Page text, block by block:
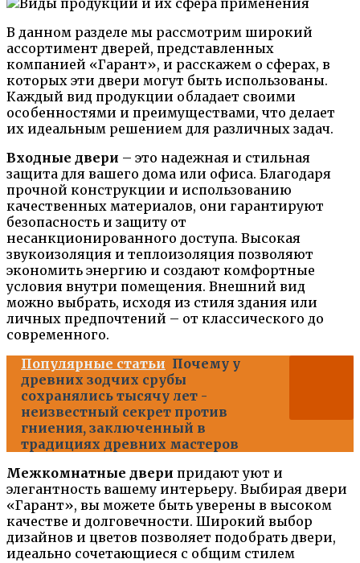
В данном разделе мы рассмотрим широкий
ассортимент дверей, представленных
компанией «Гарант», и расскажем о сферах, в
которых эти двери могут быть использованы.
Каждый вид продукции обладает своими
особенностями и преимуществами, что делает
их идеальным решением для различных задач.
Входные двери – это надежная и стильная
защита для вашего дома или офиса. Благодаря
прочной конструкции и использованию
качественных материалов, они гарантируют
безопасность и защиту от
несанкционированного доступа. Высокая
звукоизоляция и теплоизоляция позволяют
экономить энергию и создают комфортные
условия внутри помещения. Внешний вид
можно выбрать, исходя из стиля здания или
личных предпочтений – от классического до
современного.
Популярные статьи Почему у
древних зодчих срубы
сохранялись тысячу лет -
неизвестный секрет против
гниения, заключенный в
традициях древних мастеров
Межкомнатные двери придают уют и
элегантность вашему интерьеру. Выбирая двери
«Гарант», вы можете быть уверены в высоком
качестве и долговечности. Широкий выбор
дизайнов и цветов позволяет подобрать двери,
идеально сочетающиеся с общим стилем